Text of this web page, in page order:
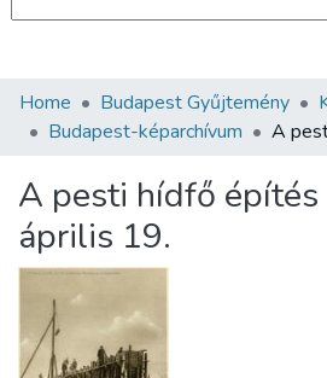
Communities & Collections
Statistics
About us
Home Budapest Gyűjtemény
Budapest-képarchívum
A pesti hídfő
április 19.